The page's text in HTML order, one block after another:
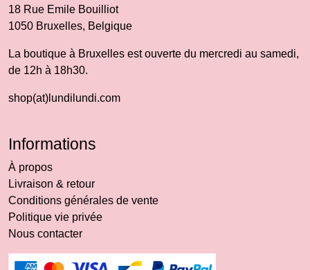
18 Rue Emile Bouilliot
1050 Bruxelles, Belgique
La boutique à Bruxelles est ouverte du mercredi au samedi,
de 12h à 18h30.
shop(at)lundilundi.com
Informations
À propos
Livraison & retour
Conditions générales de vente
Politique vie privée
Nous contacter